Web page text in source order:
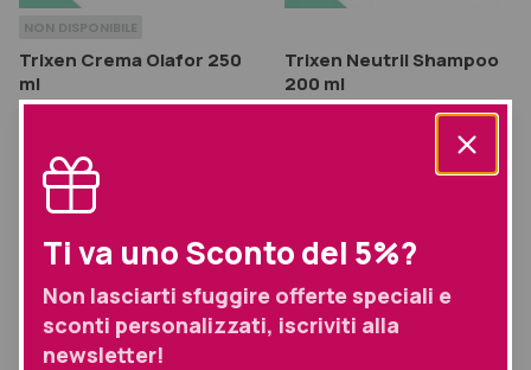
Ti va uno Sconto del 5%?
Non lasciarti sfuggire offerte speciali e
sconti personalizzati, iscriviti alla
newsletter!
NON DISPONIBILE
Trixen Crema Olafor 250
ml
PEELING PURIFICANTE
29,90€
Trixen Neutril Shampoo
200 ml
SHAMPOO TRATTANTE PER
L'EQUILIBRIO DEL PH DELLA CUTE